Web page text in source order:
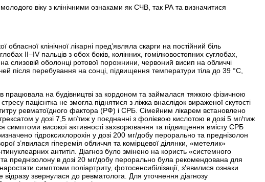
віку з клінічними ознаками як СЧВ, так РА та визначитися
обласної клінічної лікарні пред’являла скарги на постійний біль
ІІ–ІV пальців з обох боків, колінних, гомілковостопних суглобах,
слизовій оболонці ротової порожнини, червоний висип на обличчі
після перебування на сонці, підвищення температури тіла до 39 °С,
працювала на будівництві за кордоном та займалася тяжкою фізичною
пацієнтка не змогла піднятися з ліжка внаслідок вираженої скутості
ревматоїдного фактора (РФ) і СРБ. Сімейним лікарем встановлено
у дозі 7,5 мг/тиж у поєднанні з фолієвою кислотою в дозі 5 мг/тиж
симптоми високої активності захворювання та підвищення вмісту СРБ
гідроксихлорохін у дозі 200 мг/добу перорально та преднізолон
з’явилася гіперемія обличчя та комірцевої ділянки, «метелик»
антитіл. Діагноз було змінено на користь «системного
преднізолону в дозі 20 мг/добу пер­орально була рекомендована для
симптоми поліартриту, фотосенсибілізації, з’явилися ознаки
звернулася до ревматолога. Для уточнення діагнозу